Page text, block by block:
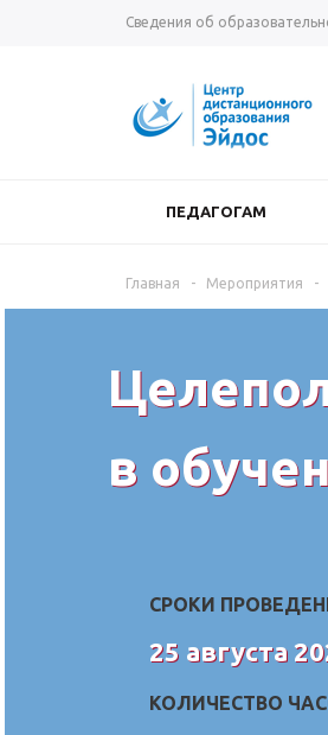
Сведения об
ПЕДАГОГАМ
Главная - Мероприятия -
в
СРОКИ
25 августа
КОЛИЧЕСТВО